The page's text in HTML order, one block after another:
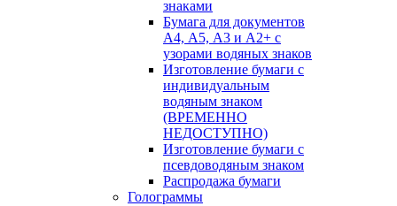
знаками
Бумага для документов
А4, А5, А3 и А2+ с
узорами водяных знаков
Изготовление бумаги с
индивидуальным
водяным знаком
(ВРЕМЕННО
НЕДОСТУПНО)
Изготовление бумаги с
псевдоводяным знаком
Распродажа бумаги
Голограммы